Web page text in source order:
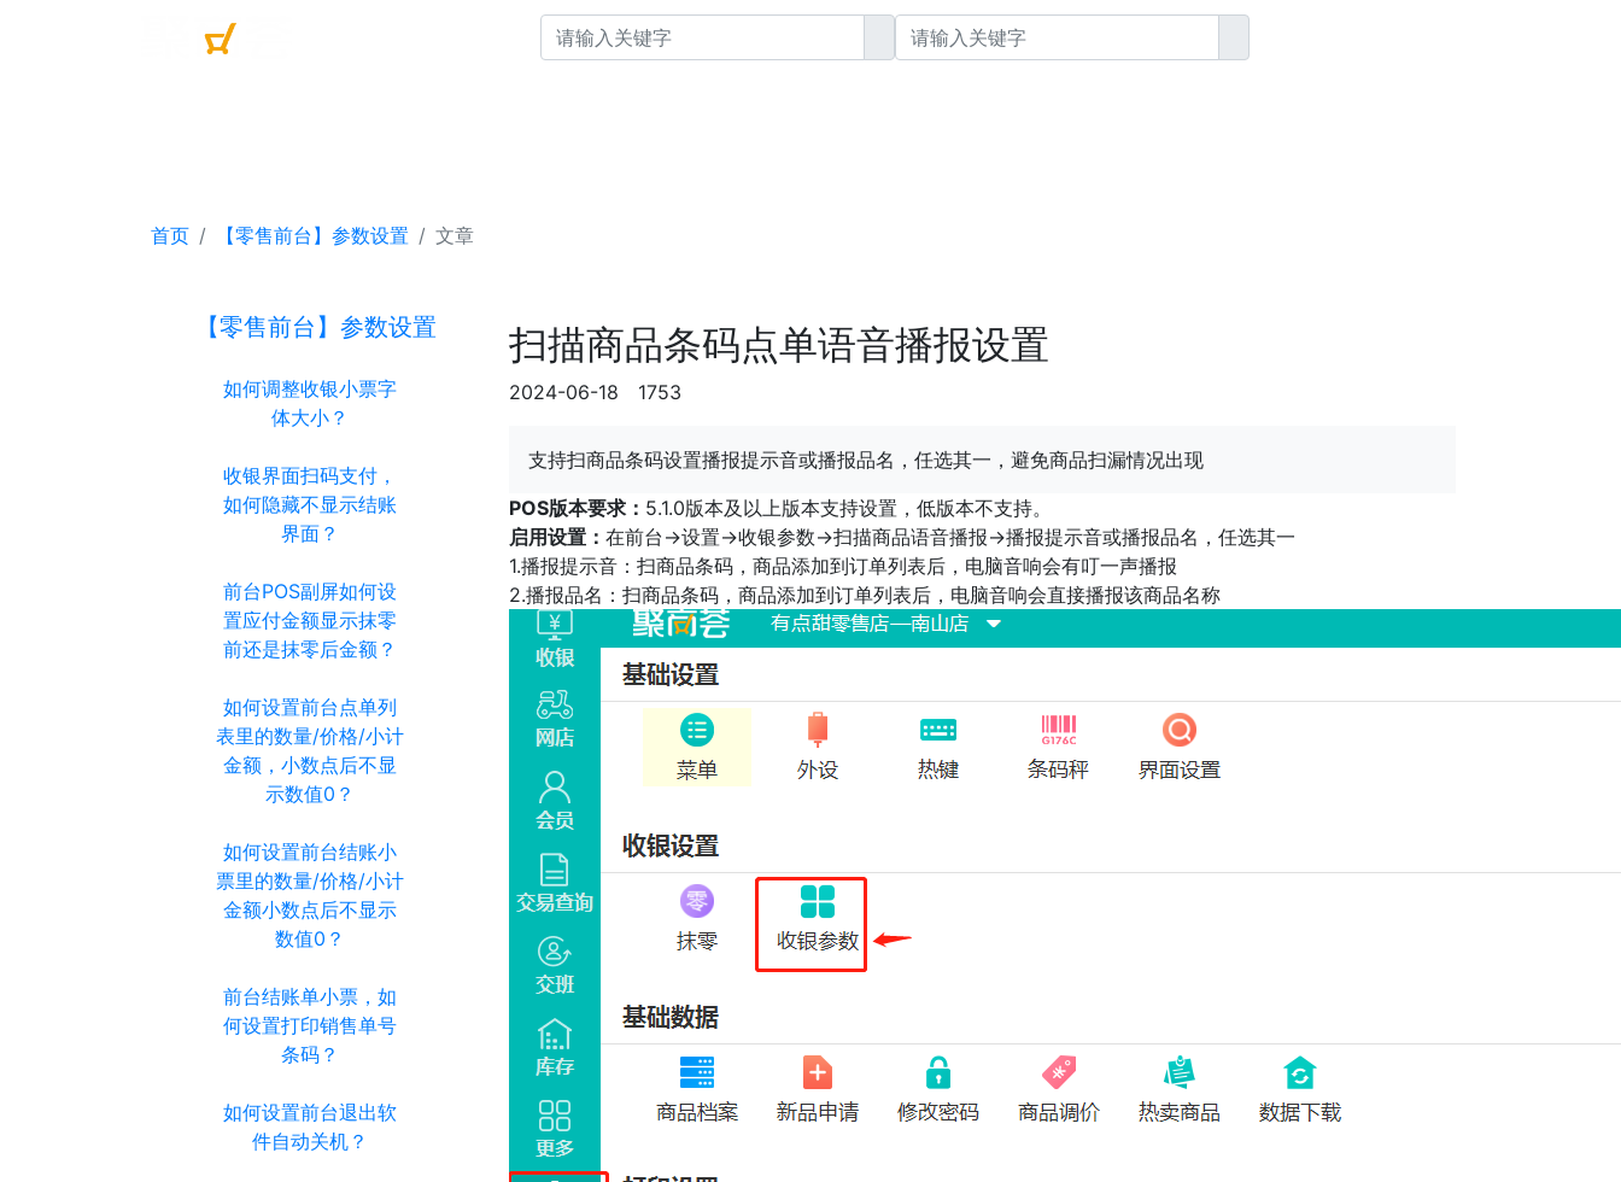
首页 【零售前台】参数设置 文章
【零售前台】参数设置
如何调整收银小票字
体大小？
收银界面扫码支付，
如何隐藏不显示结账
界面？
前台POS副屏如何设
置应付金额显示抹零
前还是抹零后金额？
如何设置前台点单列
表里的数量/价格/小计
金额，小数点后不显
示数值0？
如何设置前台结账小
票里的数量/价格/小计
金额小数点后不显示
数值0？
前台结账单小票，如
何设置打印销售单号
条码？
如何设置前台退出软
件自动关机？
扫描商品条码点单语音播报设置
2024-06-18 1753
支持扫商品条码设置播报提示音或播报品名，任选其一，避免商品扫漏情况出现
POS版本要求： 5.1.0版本及以上版本支持设置，低版本不支持。
启用设置： 在前台->设置->收银参数->扫描商品语音播报->播报提示音或播报品名，任选其一
1.播报提示音：扫商品条码，商品添加到订单列表后，电脑音响会有叮一声播报
2.播报品名：扫商品条码，商品添加到订单列表后，电脑音响会直接播报该商品名称